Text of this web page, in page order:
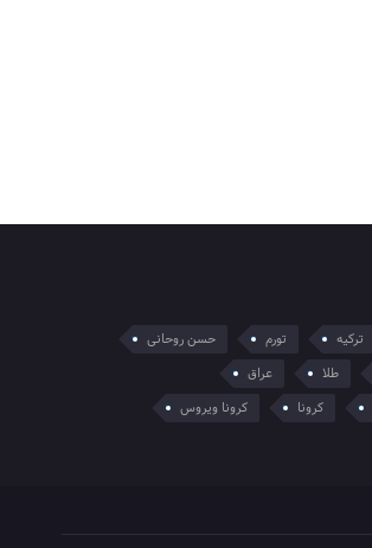
ترکیه تورم
حسن روحانی
طلا
عراق
کرونا
کرونا ویروس